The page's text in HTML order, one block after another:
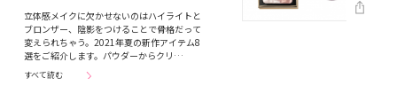
立体感メイクに欠かせないのはハイライトと
ブロンザー、陰影をつけることで骨格だって
変えられちゃう。2021年夏の新作アイテム8
選をご紹介します。パウダーからクリ…
すべて読む